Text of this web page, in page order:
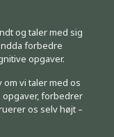
og taler med sig
forbedre
opgaver.
vi taler med os
forbedrer
os selv højt –